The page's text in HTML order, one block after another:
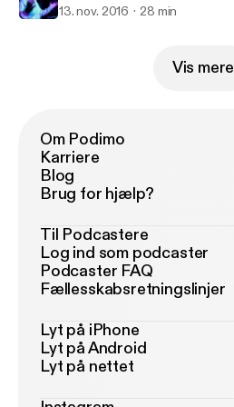
13. nov. 2016 28 min
Vis mere
Om Podimo
Karriere
Blog
Brug for hjælp?
Til Podcastere
Log ind som podcaster
Podcaster FAQ
Fællesskabsretningslinjer
Lyt på iPhone
Lyt på Android
Lyt på nettet